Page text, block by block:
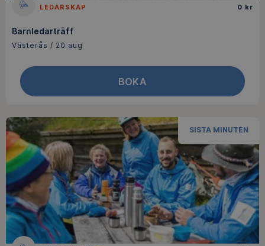
LEDARSKAP 0 kr
Barnledarträff
Västerås / 20 aug
BOKA
SISTA MINUTEN